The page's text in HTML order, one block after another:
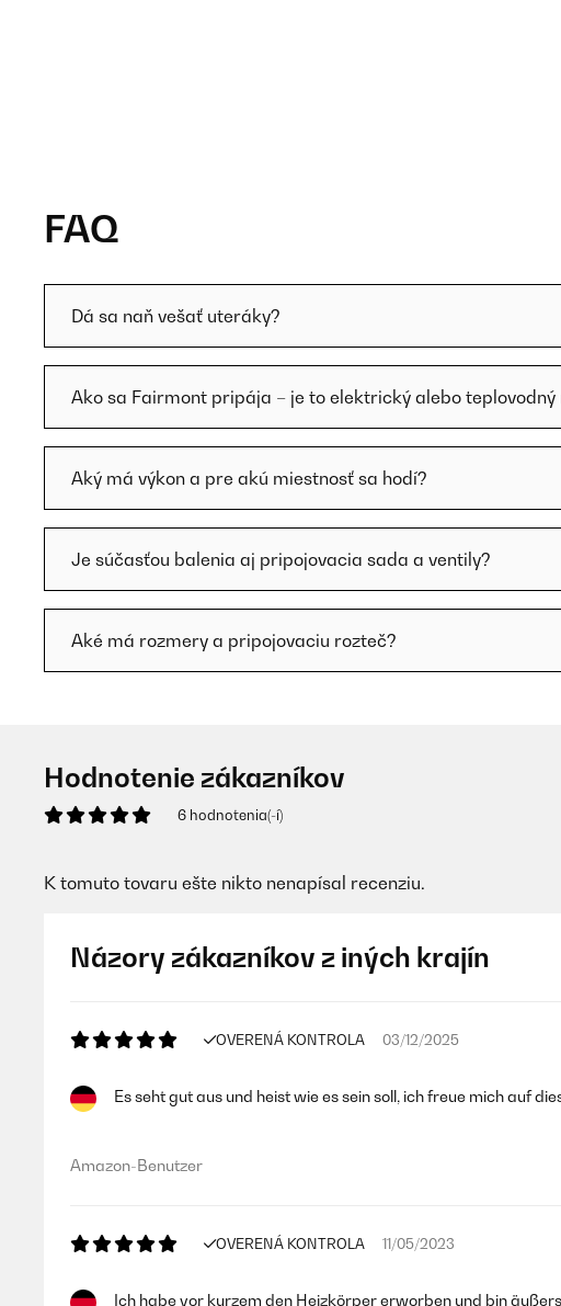
FAQ
Dá sa naň vešať uteráky?
Ako sa Fairmont pripája – je to elektrický alebo
Aký má výkon a pre akú miestnosť sa hodí?
Je súčasťou balenia aj pripojovacia sada a ventily?
Aké má rozmery a pripojovaciu rozteč?
Hodnotenie zákazníkov
6 hodnotenia(-í)
K tomuto tovaru ešte nikto nenapísal recenziu.
Názory zákazníkov z iných krajín
OVERENÁ KONTROLA 03/12/2025
Es seht gut aus und heist wie es sein soll, ich freue mich auf
Amazon-Benutzer
OVERENÁ KONTROLA 11/05/2023
Ich habe vor kurzem den Heizkörper erworben und bin